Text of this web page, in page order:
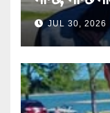
JUL 30, 2026